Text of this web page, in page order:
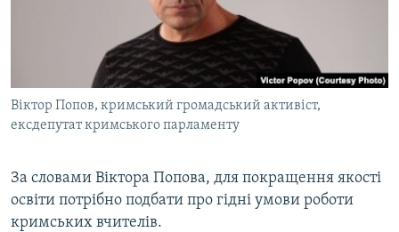
Віктор Попов, кримський громадський активіст,
ексдепутат кримського парламенту
За словами Віктора Попова, для покращення якості
освіти потрібно подбати про гідні умови роботи
кримських вчителів.